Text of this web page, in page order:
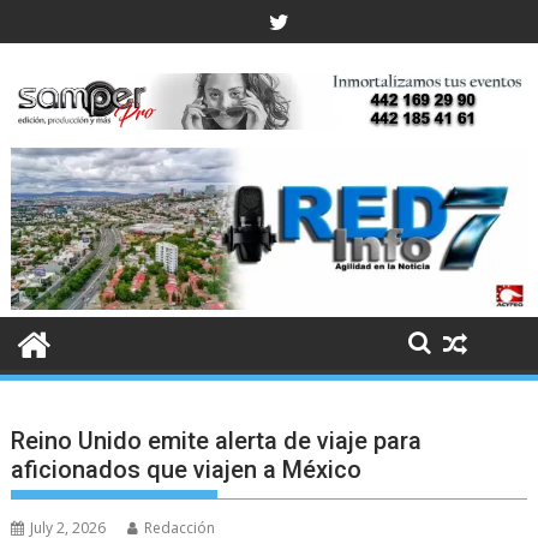
to
Reino Unido emite alerta de viaje para
aficionados que viajen a México
July 2, 2026 Redacción